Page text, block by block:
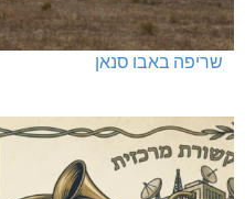
שריפה באבו סנאן